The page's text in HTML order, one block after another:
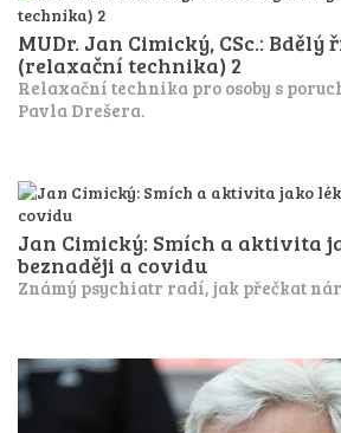
MUDr. Jan Cimický, CSc.: Bdělý
(relaxační technika) 2
Relaxační technika pro osoby s
Pavla Drešera.
Jan Cimický: Smích a aktivita
beznaději a covidu
Známý psychiatr radí, jak přečkat